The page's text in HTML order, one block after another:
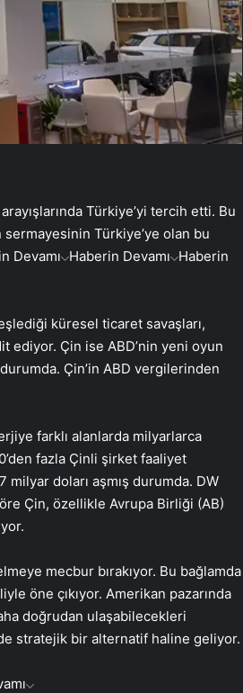
Türkiye’yi tercih etti. Bu
Türkiye’ye olan bu
Devamı Haberin Devamı Haberin
küresel ticaret savaşları,
ediyor. Çin ise ABD’nin yeni oyun
Çin’in ABD vergilerinden
farklı alanlarda milyarlarca
fazla Çinli şirket faaliyet
milyar doları aşmış durumda. DW
Çin, özellikle Avrupa Birliği (AB)
mecbur bırakıyor. Bu bağlamda
öne çıkıyor. Amerikan pazarında
doğrudan ulaşabilecekleri
stratejik bir alternatif haline geliyor.